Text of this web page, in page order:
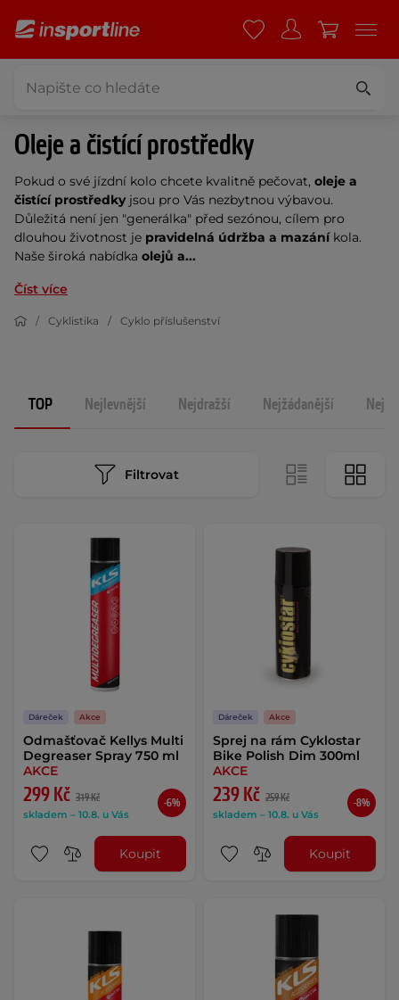
Oleje a čistící prostředky
Pokud o své jízdní kolo chcete kvalitně pečovat, oleje a
čistící prostředky jsou pro Vás nezbytnou výbavou.
Důležitá není jen "generálka" před sezónou, cílem pro
dlouhou životnost je pravidelná údržba a mazání kola.
Naše široká nabídka olejů a...
Číst více
Cyklistika Cyklo příslušenství
TOP Nejlevnější Nejdražší Nejžádanější
Filtrovat
Dáreček Akce
Odmašťovač Kellys Multi
Degreaser Spray 750 ml
AKCE
299 Kč 319 Kč
skladem – 10.8. u Vás
-6%
Koupit
Dáreček Akce
Sprej na rám Cyklostar
Bike Polish Dim 300ml
AKCE
239 Kč 259 Kč
skladem – 10.8. u Vás
-8%
Koupit